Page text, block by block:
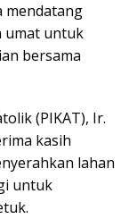
mendatang
umat untuk
bersama
(PIKAT), Ir.
kasih
lahan
untuk